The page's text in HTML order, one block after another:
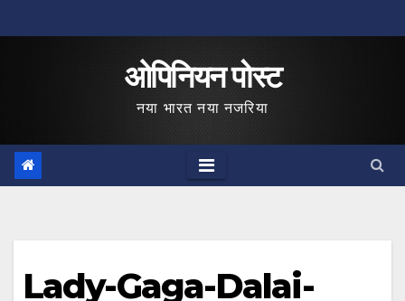
to
ओपिनियन पोस्ट
नया भारत नया नजरिया
Lady-Gaga-Dalai-